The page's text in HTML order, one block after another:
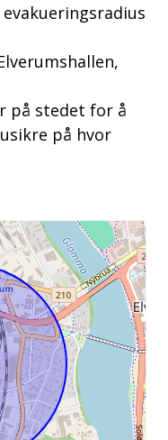
på stedet for å
på hvor